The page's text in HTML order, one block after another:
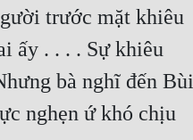
trước mặt khiêu
ấy . . . . Sự khiêu
bà nghĩ đến Bùi
nghẹn ứ khó chịu